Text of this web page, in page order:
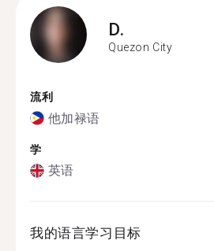
D.
Quezon City
流利
他加禄语
学
英语
我的语言学习目标